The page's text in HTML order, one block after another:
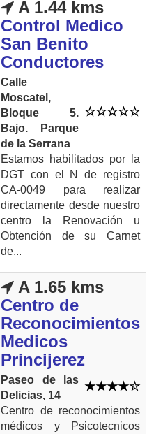
A 1.44 kms
Control Medico
San Benito
Conductores
Calle
Moscatel,
Bloque 5.
Bajo. Parque
de la Serrana
Estamos habilitados por la
DGT con el N de registro
CA-0049 para realizar
directamente desde nuestro
centro la Renovación u
Obtención de su Carnet
de...
A 1.65 kms
Centro de
Reconocimientos
Medicos
Princijerez
Paseo de las
Delicias, 14
Centro de reconocimientos
médicos y Psicotecnicos